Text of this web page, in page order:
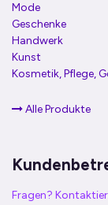
Mode
Geschenke
Handwerk
Kunst
Kosmetik, Pflege,
Alle Produkte
Fragen?